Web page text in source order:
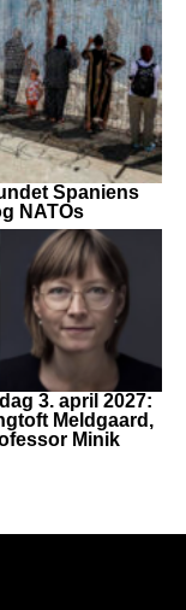
Spaniens
NATOs
3. april 2027:
Meldgaard,
Minik